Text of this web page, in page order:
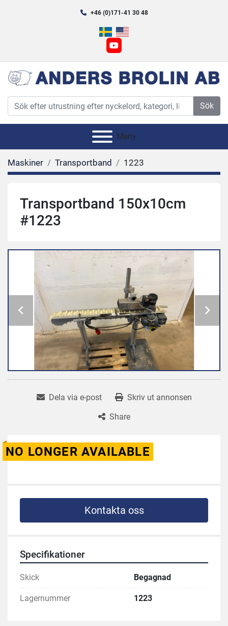
+46 (0)171-41 30 48
youtube
Sök
Meny
Maskiner Transportband 1223
Transportband 150x10cm
#1223
Dela via e-post
Skriv ut annonsen
Share
NO LONGER AVAILABLE
Kontakta oss
Specifikationer
Skick Begagnad
Lagernummer 1223